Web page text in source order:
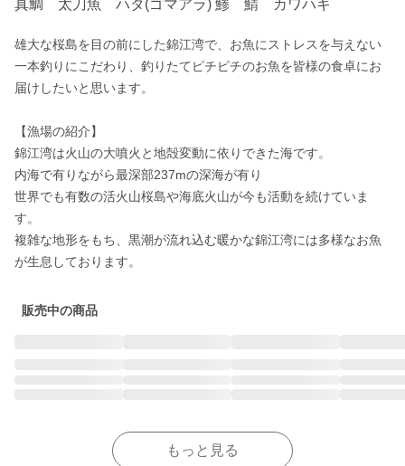
真鯛 太刀魚 ハタ(ゴマアラ) 鯵 鯖 カワハギ
雄大な桜島を目の前にした錦江湾で、お魚にストレスを与えない
一本釣りにこだわり、釣りたてピチピチのお魚を皆様の食卓にお
届けしたいと思います。
【漁場の紹介】
錦江湾は火山の大噴火と地殻変動に依りできた海です。
内海で有りながら最深部237mの深海が有り
世界でも有数の活火山桜島や海底火山が今も活動を続けていま
す。
複雑な地形をもち、黒潮が流れ込む暖かな錦江湾には多様なお魚
が生息しております。
販売中の商品
もっと見る